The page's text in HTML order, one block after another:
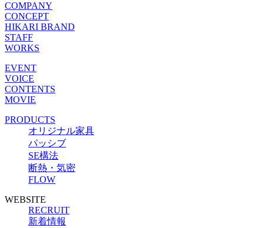
COMPANY
CONCEPT
HIKARI BRAND
STAFF
WORKS
EVENT
VOICE
CONTENTS
MOVIE
PRODUCTS
オリジナル家具
パッシブ
SE構法
断熱・気密
FLOW
WEBSITE
RECRUIT
新着情報